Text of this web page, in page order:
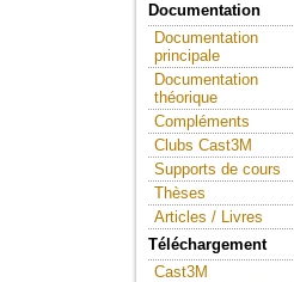
Documentation
Documentation
principale
Documentation
théorique
Compléments
Clubs Cast3M
Supports de cours
Thèses
Articles / Livres
Téléchargement
Cast3M